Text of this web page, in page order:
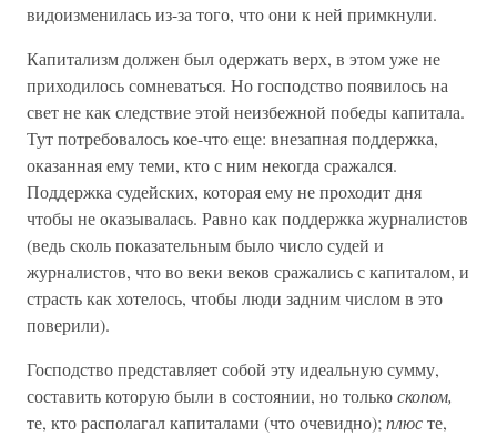
видоизменилась из-за того, что они к ней примкнули.
Капитализм должен был одержать верх, в этом уже не
приходилось сомневаться. Но господство появилось на
свет не как следствие этой неизбежной победы капитала.
Тут потребовалось кое-что еще: внезапная поддержка,
оказанная ему теми, кто с ним некогда сражался.
Поддержка судейских, которая ему не проходит дня
чтобы не оказывалась. Равно как поддержка журналистов
(ведь сколь показательным было число судей и
журналистов, что во веки веков сражались с капиталом, и
страсть как хотелось, чтобы люди задним числом в это
поверили).
Господство представляет собой эту идеальную сумму,
составить которую были в состоянии, но толькоскопом,
те, кто располагал капиталами (что очевидно); плюсте,